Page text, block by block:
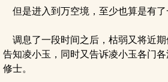
但是进入到万空境，至少也算是有了
调息了一段时间之后，枯弱又将近
告知凌小玉，同时又告诉凌小玉各门
修士。